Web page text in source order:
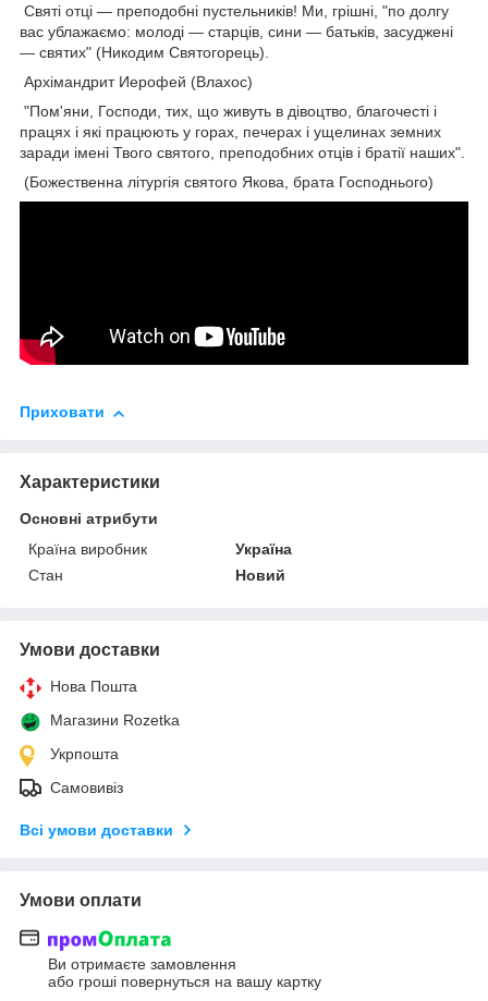
Святі отці — преподобні пустельників! Ми, грішні, "по долгу
вас ублажаємо: молоді — старців, сини — батьків, засуджені
— святих" (Никодим Святогорець).
Архімандрит Иерофей (Влахос)
"Пом'яни, Господи, тих, що живуть в дівоцтво, благочесті і
працях і які працюють у горах, печерах і ущелинах земних
заради імені Твого святого, преподобних отців і братії наших".
(Божественна літургія святого Якова, брата Господнього)
Приховати
Характеристики
Основні атрибути
Країна виробник
Україна
Стан
Новий
Умови доставки
Нова Пошта
Магазини Rozetka
Укрпошта
Самовивіз
Всі умови доставки
Умови оплати
Ви отримаєте замовлення
або гроші повернуться на вашу картку